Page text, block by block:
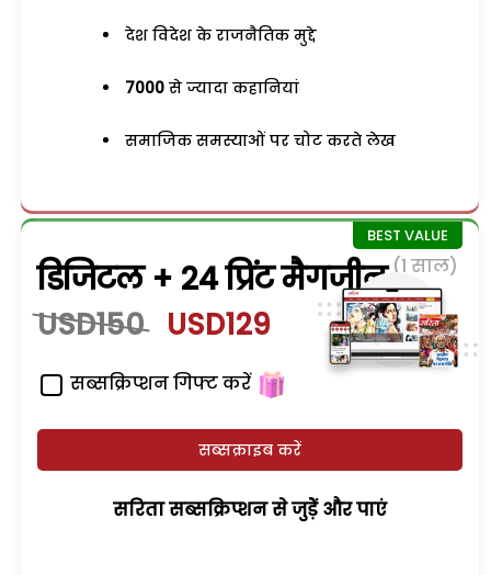
देश विदेश के राजनैतिक मुद्दे
7000 से ज्यादा कहानियां
समाजिक समस्याओं पर चोट करते लेख
डिजिटल + 24 प्रिंट मैगजीन (1 साल)
USD150 USD129
सब्सक्रिप्शन गिफ्ट करें
सब्सक्राइब करें
सरिता सब्सक्रिप्शन से जुड़ेें और पाएं